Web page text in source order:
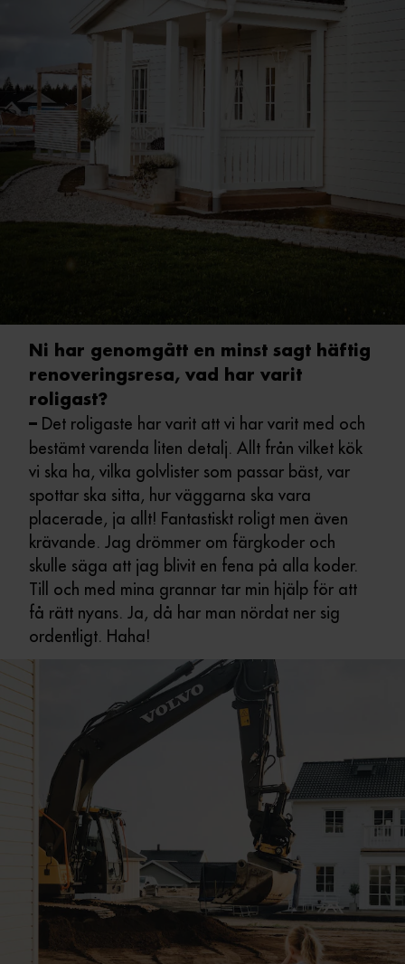
Ni har genomgått en minst sagt häftig
renoveringsresa, vad har varit
roligast?
– Det roligaste har varit att vi har varit med och
bestämt varenda liten detalj. Allt från vilket kök
vi ska ha, vilka golvlister som passar bäst, var
spottar ska sitta, hur väggarna ska vara
placerade, ja allt! Fantastiskt roligt men även
krävande. Jag drömmer om färgkoder och
skulle säga att jag blivit en fena på alla koder.
Till och med mina grannar tar min hjälp för att
få rätt nyans. Ja, då har man nördat ner sig
ordentligt. Haha!